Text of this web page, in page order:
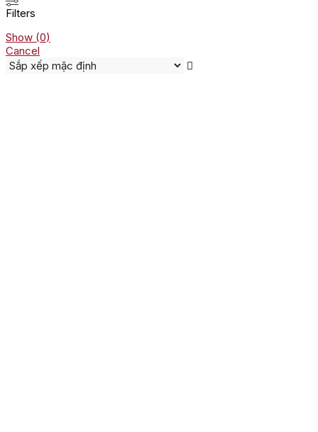
Filters
Show (0)
Cancel